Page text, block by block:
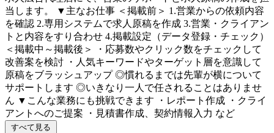
当します。 ▼主なお仕事 ＜掲載前＞ 1.営業からの依頼内容
を確認 2.専用システムで求人原稿を作成 3.営業・クライアン
トと内容をすり合わせ 4.掲載設定（データ登録・チェック）
＜掲載中～掲載後＞ ・応募数やクリック数をチェックして
改善案を検討 ・人気キーワードやターゲット層を意識して
原稿をブラッシュアップ ◎慣れるまでは先輩が横について
サポートします ◎いきなり一人で任されることはありませ
ん ▼こんな業務にも挑戦できます ・レポート作成 ・クライ
アントへのご提案 ・見積書作成、契約情報入力 など
すべて見る